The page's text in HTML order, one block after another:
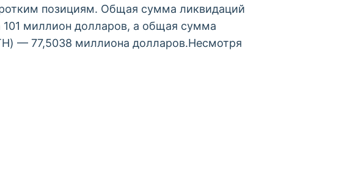
позициям. Общая сумма ликвидаций
101 миллион долларов, а общая сумма
— 77,5038 миллиона долларов.Несмотря